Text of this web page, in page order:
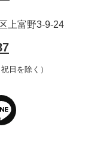
上富野3-9-24
日を除く）